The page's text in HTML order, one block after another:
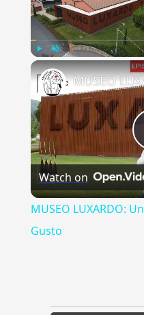
Watch on
MUSEO LUXARDO:
Gusto